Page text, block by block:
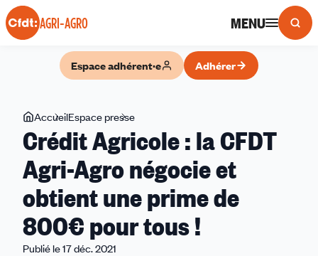
Panneau de gestion des cookies
AGRI-AGRO MENU
Espace adhérent·e Adhérer
Vous
êtes
ici
AccueilEspace presse
Agricole
la
CFDT
Agri-
Agro
Crédit Agricole : la CFDT
Agri-Agro négocie et
obtient une prime de
800€ pour tous !
Publié le 17 déc. 2021